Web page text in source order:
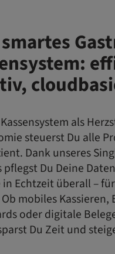
als
steuerst Du alle
Dank unseres
pflegst Du Deine
Echtzeit überall –
mobiles Kassieren,
oder digitale
Du Zeit und